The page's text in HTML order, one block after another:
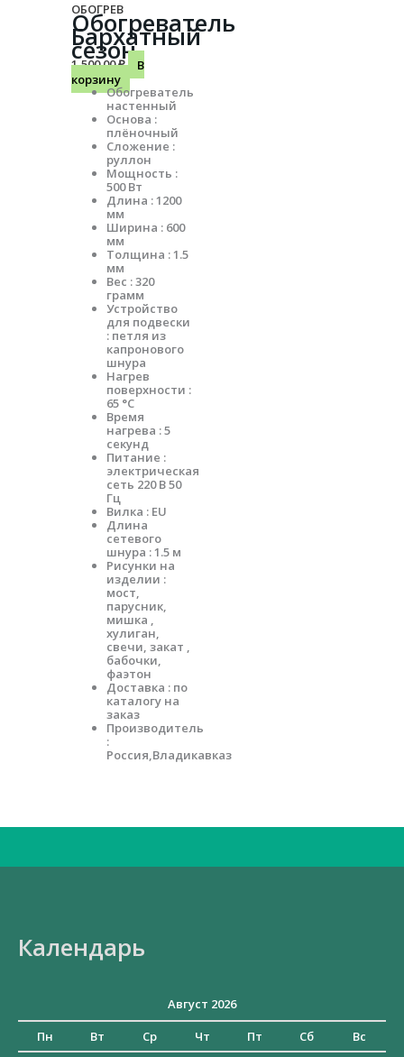
ОБОГРЕВ
Обогреватель
Бархатный
сезон
1,500.00₽
В
корзину
Обогреватель
настенный
Основа :
плёночный
Сложение :
руллон
Мощность :
500 Вт
Длина : 1200
мм
Ширина : 600
мм
Толщина : 1.5
мм
Вес : 320
грамм
Устройство
для подвески
: петля из
капронового
шнура
Нагрев
поверхности :
65 °С
Время
нагрева : 5
секунд
Питание :
электрическая
сеть 220 В 50
Гц
Вилка : EU
Длина
сетевого
шнура : 1.5 м
Рисунки на
изделии :
мост,
парусник,
мишка ,
хулиган,
свечи, закат ,
бабочки,
фаэтон
Доставка : по
каталогу на
заказ
Производитель
:
Россия,Владикавказ
Календарь
Август 2026
Пн
Вт Ср Чт Пт Сб
Вс